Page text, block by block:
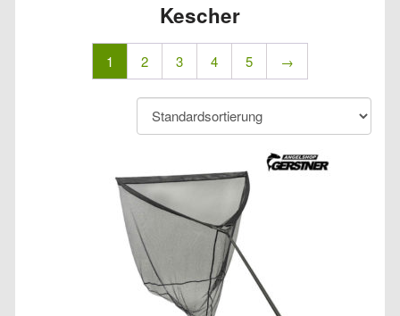
Kescher
1 2 3 4 5 →